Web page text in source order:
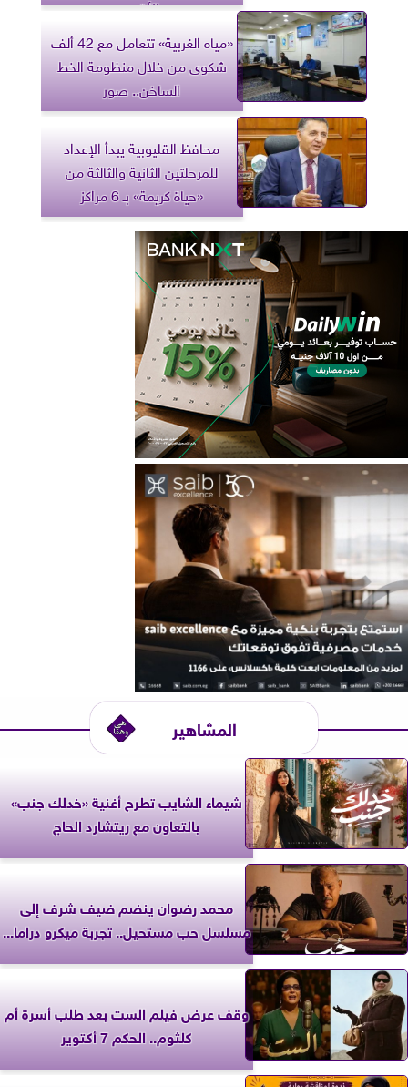
بالأقصر
«مياه الغربية» تتعامل مع 42 ألف
شكوى من خلال منظومة الخط
الساخن.. صور
محافظ القليوبية يبدأ الإعداد
للمرحلتين الثانية والثالثة من
«حياة كريمة» بـ 6 مراكز
المشاهير
شيماء الشايب تطرح أغنية «خدلك جنب»
بالتعاون مع ريتشارد الحاج
محمد رضوان ينضم ضيف شرف إلى
مسلسل حب مستحيل.. تجربة ميكرو دراما...
وقف عرض فيلم الست بعد طلب أسرة أم
كلثوم.. الحكم 7 أكتوير